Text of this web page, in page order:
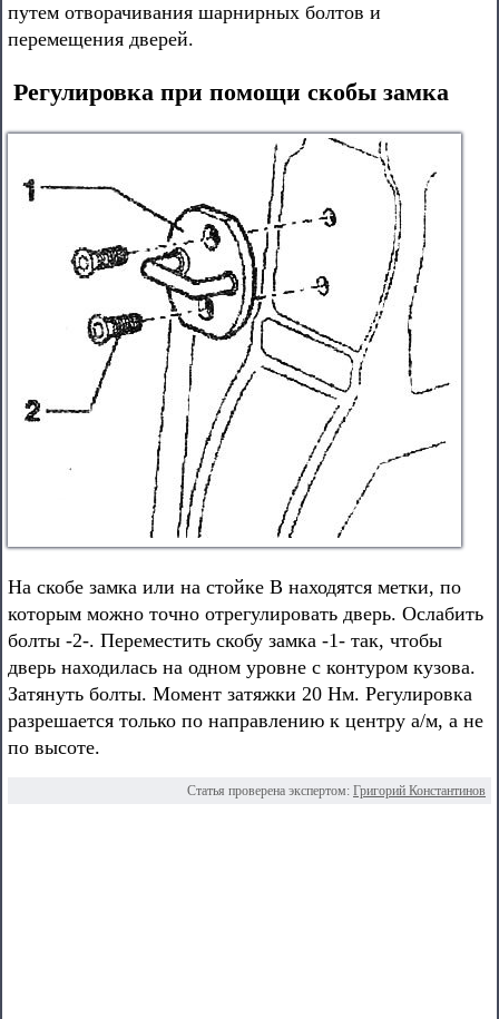
путем отворачивания шарнирных болтов и
перемещения дверей.
Регулировка при помощи скобы замка
На скобе замка или на стойке В находятся метки, по
которым можно точно отрегулировать дверь. Ослабить
болты -2-. Переместить скобу замка -1- так, чтобы
дверь находилась на одном уровне с контуром кузова.
Затянуть болты. Момент затяжки 20 Нм. Регулировка
разрешается только по направлению к центру а/м, а не
по высоте.
Статья проверена экспертом: Григорий Константинов